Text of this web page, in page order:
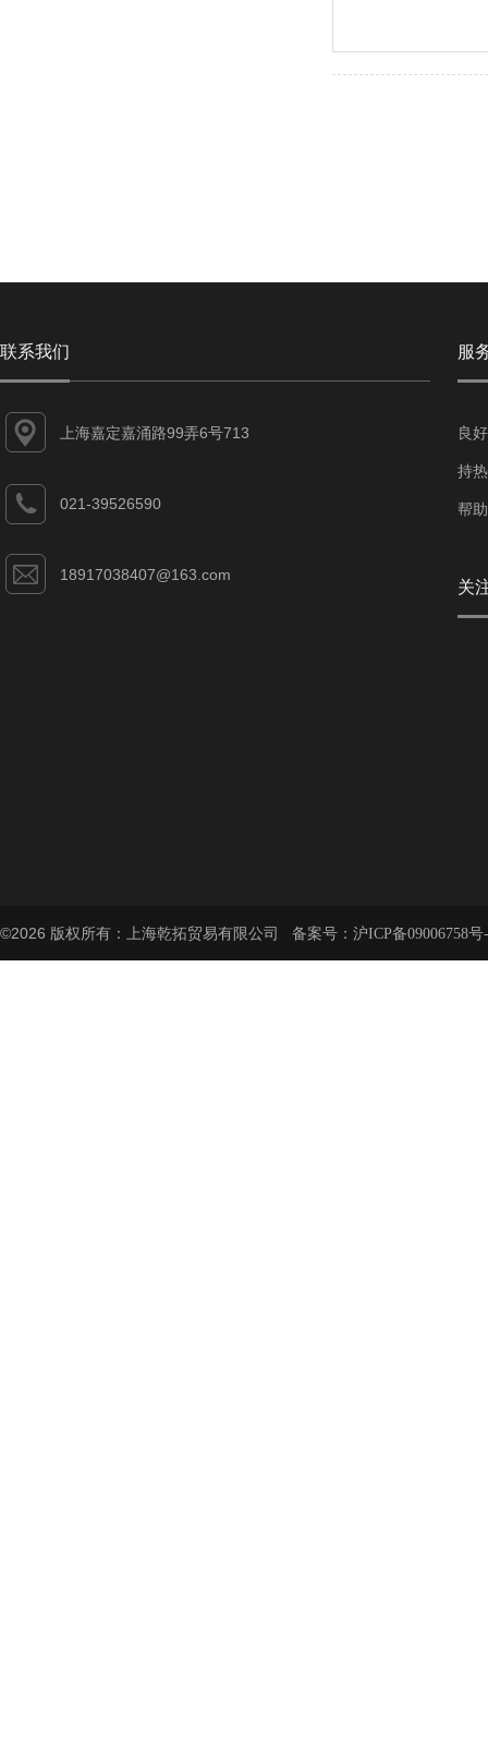
联系我们
上海嘉定嘉涌路99弄6号713
021-39526590
18917038407@163.com
服
良
持
帮
关
©2026 版权所有：上海乾拓贸易有限公司 备案号： 沪ICP备09006758号